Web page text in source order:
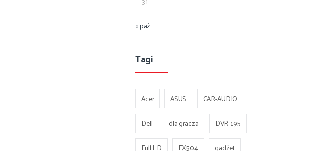
« paź
Tagi
Acer ASUS
CAR-AUDIO
Dell
dla gracza
DVR-195
Full HD
FX504
gadżet